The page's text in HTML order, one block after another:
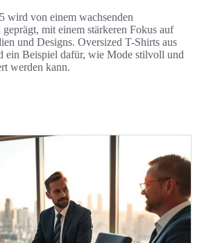
wird von einem wachsenden
mit einem stärkeren Fokus auf
und Designs. Oversized T-Shirts aus
ein Beispiel dafür, wie Mode stilvoll und
werden kann.